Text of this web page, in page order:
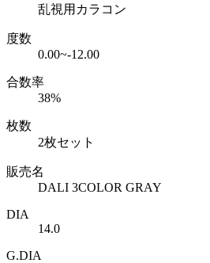
乱視用カラコン
度数
0.00~-12.00
合数率
38%
枚数
2枚セット
販売名
DALI 3COLOR GRAY
DIA
14.0
G.DIA